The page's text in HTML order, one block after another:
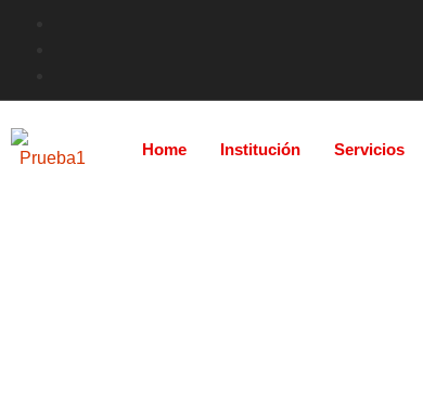
Home Institución Servicios